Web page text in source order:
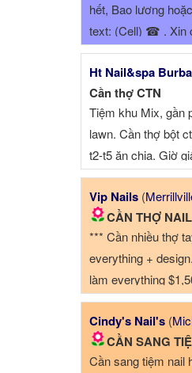
hết, Bao lương
text: (Cell) ☎ . Xin
Ht Nail&spa
Cần thợ CTN
Tiệm khu Mix, gần
lawn. Cần thợ bột
t2-t5 ăn chia. Giờ
Vip Nails (
CẦN THỢ
*** Cần nhiều thợ
everything +
làm everything
Cindy's Nail's (
CẦN SANG
Cần sang tiệm nail